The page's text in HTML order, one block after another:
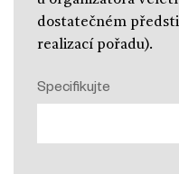
dostatečném
realizací pořadu).
Specifikujte